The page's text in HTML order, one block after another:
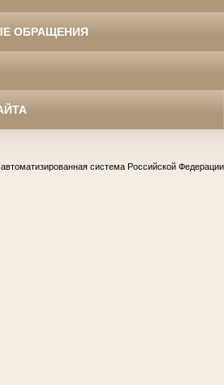
ОБРАЩЕНИЯ
система Российской